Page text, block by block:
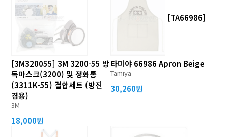
[3M320055] 3M 3200-55 방
독마스크(3200) 및 정화통
(3311K-55) 결합세트 (방진
겸용)
3M
18,000원
[TA66986]
타미야 66986 Apron Beige
Tamiya
30,260원